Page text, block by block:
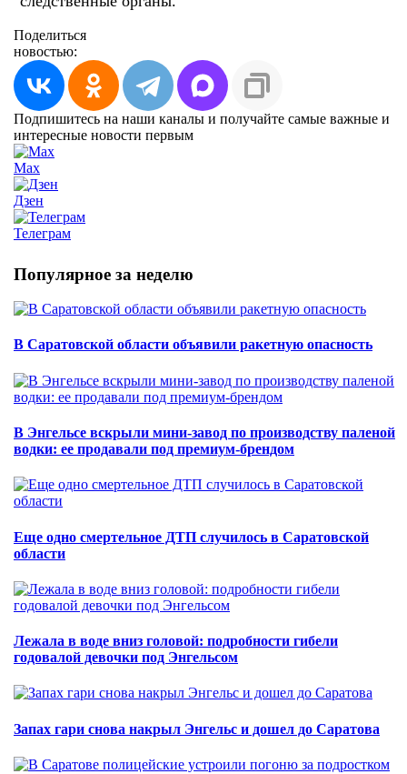
Поделиться
новостью:
Подпишитесь на наши каналы и получайте самые важные и
интересные новости первым
Max
Дзен
Телеграм
Популярное за неделю
В Саратовской области объявили ракетную опасность
В Энгельсе вскрыли мини-завод по производству паленой
водки: ее продавали под премиум-брендом
Еще одно смертельное ДТП случилось в Саратовской
области
Лежала в воде вниз головой: подробности гибели
годовалой девочки под Энгельсом
Запах гари снова накрыл Энгельс и дошел до Саратова